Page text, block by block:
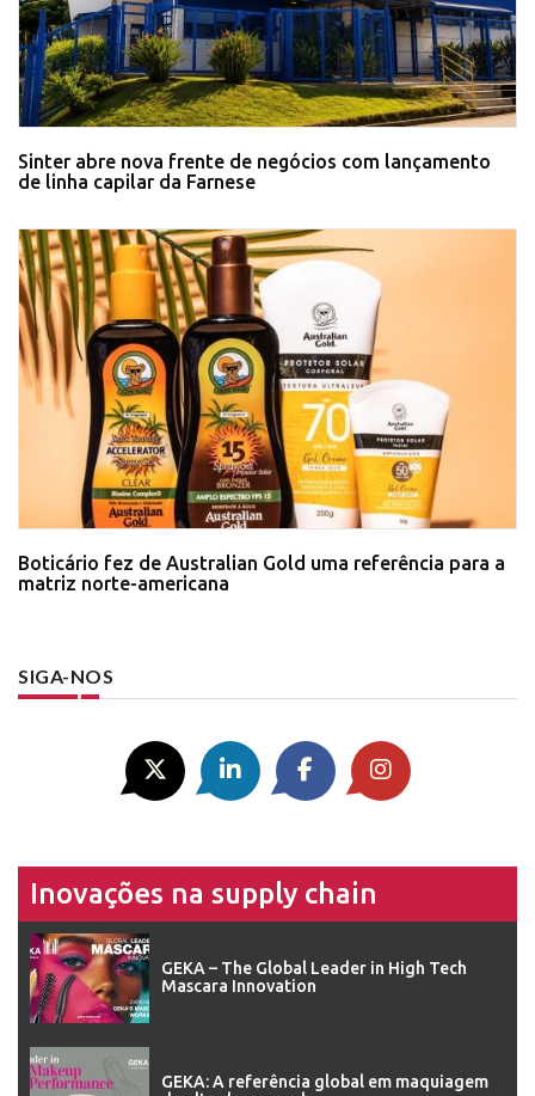
Sinter abre nova frente de negócios com lançamento
de linha capilar da Farnese
Boticário fez de Australian Gold uma referência para a
matriz norte-americana
SIGA-NOS
Inovações na supply chain
GEKA – The Global Leader in High Tech
Mascara Innovation
GEKA: A referência global em maquiagem